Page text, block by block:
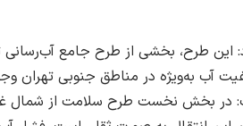
آب به‌ویژه در مناطق جنوبی تهران